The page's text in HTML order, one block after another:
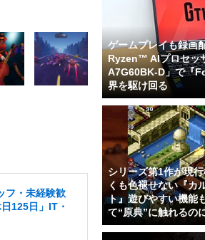
フ・未経験歓
125日」IT・
ゲームプレイも録画
Ryzen™ AIプロセッ
A7G60BK-D」で『
界を駆け回る
シリーズ第1作が現
くも色褪せない『カ
ト』遊びやすい機能
て“原典”に触れるの